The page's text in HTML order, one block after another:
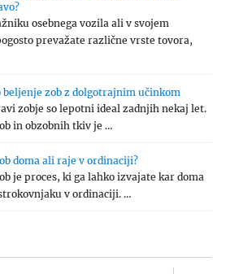
osebnega vozila ali v svojem
prevažate različne vrste tovora,
beljenje zob z dolgotrajnim učinkom
zobje so lepotni ideal zadnjih nekaj let.
in obzobnih tkiv je …
doma ali raje v ordinaciji?
je proces, ki ga lahko izvajate kar doma
v ordinaciji. …